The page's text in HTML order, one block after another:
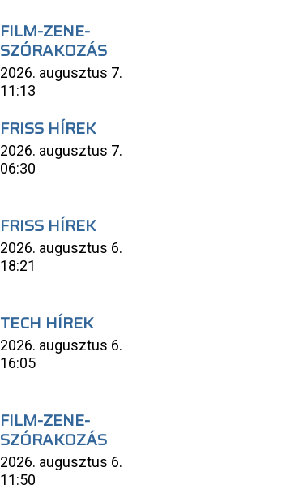
FILM-ZENE-
SZÓRAKOZÁS
2026. augusztus 7.
11:13
FRISS HÍREK
2026. augusztus 7.
06:30
FRISS HÍREK
2026. augusztus 6.
18:21
TECH HÍREK
2026. augusztus 6.
16:05
FILM-ZENE-
SZÓRAKOZÁS
2026. augusztus 6.
11:50